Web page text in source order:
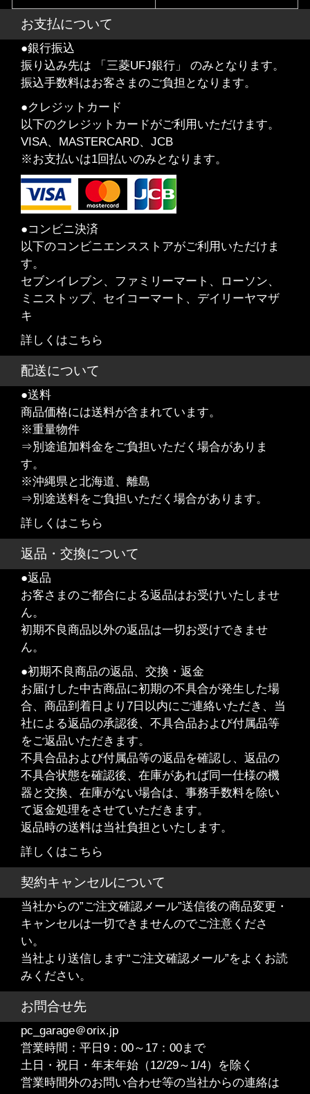
お支払について
●銀行振込
振り込み先は 「三菱UFJ銀行」 のみとなります。
振込手数料はお客さまのご負担となります。
●クレジットカード
以下のクレジットカードがご利用いただけます。
VISA、MASTERCARD、JCB
※お支払いは1回払いのみとなります。
●コンビニ決済
以下のコンビニエンスストアがご利用いただけま
す。
セブンイレブン、ファミリーマート、ローソン、
ミニストップ、セイコーマート、デイリーヤマザ
キ
詳しくはこちら
配送について
●送料
商品価格には送料が含まれています。
※重量物件
⇒別途追加料金をご負担いただく場合がありま
す。
※沖縄県と北海道、離島
⇒別途送料をご負担いただく場合があります。
詳しくはこちら
返品・交換について
●返品
お客さまのご都合による返品はお受けいたしませ
ん。
初期不良商品以外の返品は一切お受けできませ
ん。
●初期不良商品の返品、交換・返金
お届けした中古商品に初期の不具合が発生した場
合、商品到着日より7日以内にご連絡いただき、当
社による返品の承認後、不具合品および付属品等
をご返品いただきます。
不具合品および付属品等の返品を確認し、返品の
不具合状態を確認後、在庫があれば同一仕様の機
器と交換、在庫がない場合は、事務手数料を除い
て返金処理をさせていただきます。
返品時の送料は当社負担といたします。
詳しくはこちら
契約キャンセルについて
当社からの”ご注文確認メール”送信後の商品変更・
キャンセルは一切できませんのでご注意くださ
い。
当社より送信します“ご注文確認メール”をよくお読
みください。
お問合せ先
pc_garage＠orix.jp
営業時間：平日9：00～17：00まで
土日・祝日・年末年始（12/29～1/4）を除く
営業時間外のお問い合わせ等の当社からの連絡は